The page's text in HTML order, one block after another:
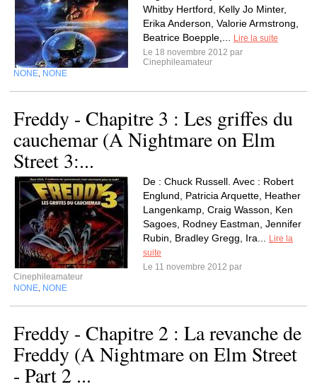
Whitby Hertford, Kelly Jo Minter,
Erika Anderson, Valorie Armstrong,
Beatrice Boepple,...
Lire la suite
Le 18 novembre 2012 par
Cinephileamateur
NONE NONE
Freddy - Chapitre 3 : Les griffes du
cauchemar (A Nightmare on Elm
Street 3:...
De : Chuck Russell. Avec : Robert
Englund, Patricia Arquette, Heather
Langenkamp, Craig Wasson, Ken
Sagoes, Rodney Eastman, Jennifer
Rubin, Bradley Gregg, Ira...
Lire la
suite
Le 11 novembre 2012 par
Cinephileamateur
NONE NONE
Freddy - Chapitre 2 : La revanche de
Freddy (A Nightmare on Elm Street
- Part 2 ...